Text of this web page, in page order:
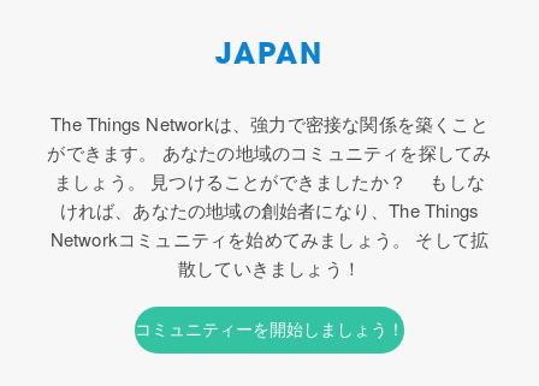
JAPAN
The Things Networkは、強力で密接な関係を築くこと
ができます。 あなたの地域のコミュニティを探してみ
ましょう。 見つけることができましたか？ もしな
ければ、あなたの地域の創始者になり、The Things
Networkコミュニティを始めてみましょう。 そして拡
散していきましょう！
コミュニティーを開始しましょう！